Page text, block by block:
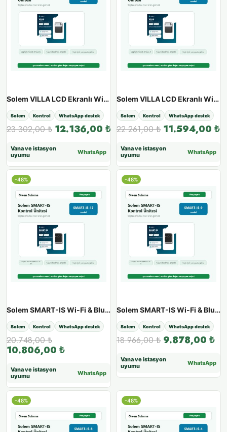
Solem VILLA LCD Ekranlı Wi-Fi & Bluetooth Sulama Ünitesi - VILLA 6
Solem Kontrol WhatsApp destek
23.302,00₺ 12.136,00 ₺
Vana ve istasyon
uyumu
WhatsApp
Solem VILLA LCD Ekranlı Wi-Fi & Bluetooth Sulama Ünitesi - VILLA 4
Solem Kontrol WhatsApp destek
22.261,00₺ 11.594,00 ₺
Vana ve istasyon
uyumu
WhatsApp
-48%
Solem SMART-IS Wi-Fi & Bluetooth 24V Kontrol Ünitesi - SMART-IS-12
Solem Kontrol WhatsApp destek
20.748,00₺
10.806,00 ₺
Vana ve istasyon
uyumu
WhatsApp
-48%
Solem SMART-IS Wi-Fi & Bluetooth 24V Kontrol Ünitesi - SMART-IS-9
Solem Kontrol WhatsApp destek
18.966,00₺ 9.878,00 ₺
Vana ve istasyon
uyumu
WhatsApp
-48% -48%